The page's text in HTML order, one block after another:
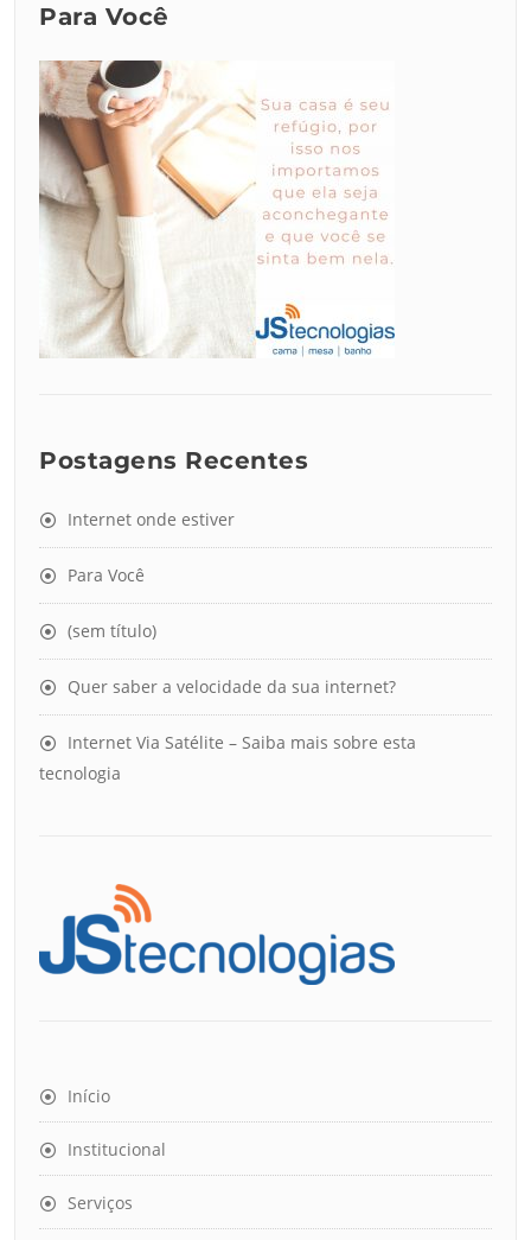
Para Você
Postagens Recentes
Internet onde estiver
Para Você
(sem título)
Quer saber a velocidade da sua internet?
Internet Via Satélite – Saiba mais sobre esta
tecnologia
Início
Institucional
Serviços